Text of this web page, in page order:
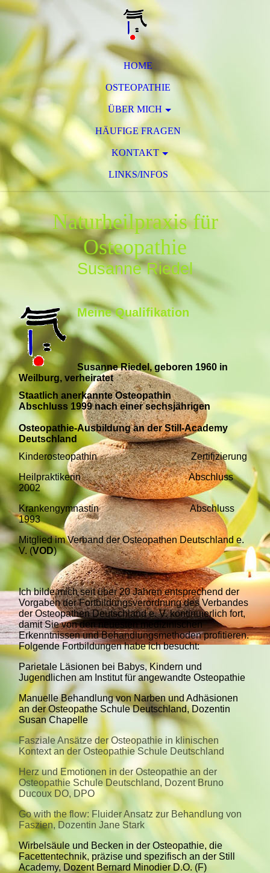
HOME
OSTEOPATHIE
ÜBER MICH
HÄUFIGE FRAGEN
KONTAKT
LINKS/INFOS
Naturheilpraxis für
Osteopathie
Susanne Riedel
Meine Qualifikation
Susanne Riedel, geboren 1960 in
Weilburg, verheiratet
Staatlich anerkannte Osteopathin
Abschluss 1999 nach einer sechsjährigen
Osteopathie-Ausbildung an der Still-Academy
Deutschland
Kinderosteopathin Zertifizierung
Heilpraktikerin Abschluss
2002
Krankengymnastin Abschluss
1993
Mitglied im Verband der Osteopathen Deutschland e.
V. (VOD)
Ich bilde mich seit über 20 Jahren entsprechend der
Vorgaben der Fortbildungsverordnung des Verbandes
der Osteopathen Deutschland e. V. kontinuierlich fort,
damit Sie von den neuesten medizinischen
Erkenntnissen und Behandlungsmethoden profitieren.
Folgende Fortbildungen habe ich besucht:
Parietale Läsionen bei Babys, Kindern und
Jugendlichen am Institut für angewandte Osteopathie
Manuelle Behandlung von Narben und Adhäsionen
an der Osteopathe Schule Deutschland, Dozentin
Susan Chapelle
Fasziale Ansätze der Osteopathie in klinischen
Kontext an der Osteopathie Schule Deutschland
Herz und Emotionen in der Osteopathie an der
Osteopathie Schule Deutschland, Dozent Bruno
Ducoux DO, DPO
Go with the flow: Fluider Ansatz zur Behandlung von
Faszien, Dozentin Jane Stark
Wirbelsäule und Becken in der Osteopathie, die
Facettentechnik, präzise und spezifisch an der Still
Academy, Dozent Bernard Minodier D.O. (F)